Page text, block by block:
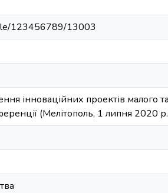
123456789/13003
інноваційних проектів малого
(Мелітополь, 1 липня 2020